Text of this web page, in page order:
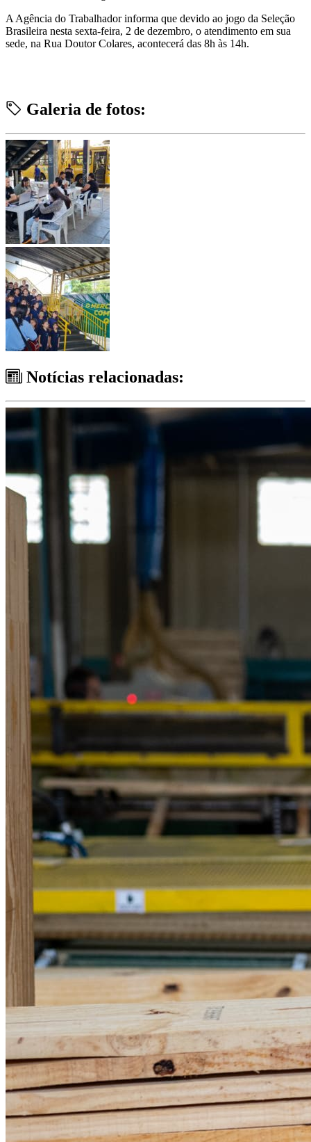
A Agência do Trabalhador informa que devido ao jogo da Seleção
Brasileira nesta sexta-feira, 2 de dezembro, o atendimento em sua
sede, na Rua Doutor Colares, acontecerá das 8h às 14h.
Galeria de fotos:
Notícias relacionadas: